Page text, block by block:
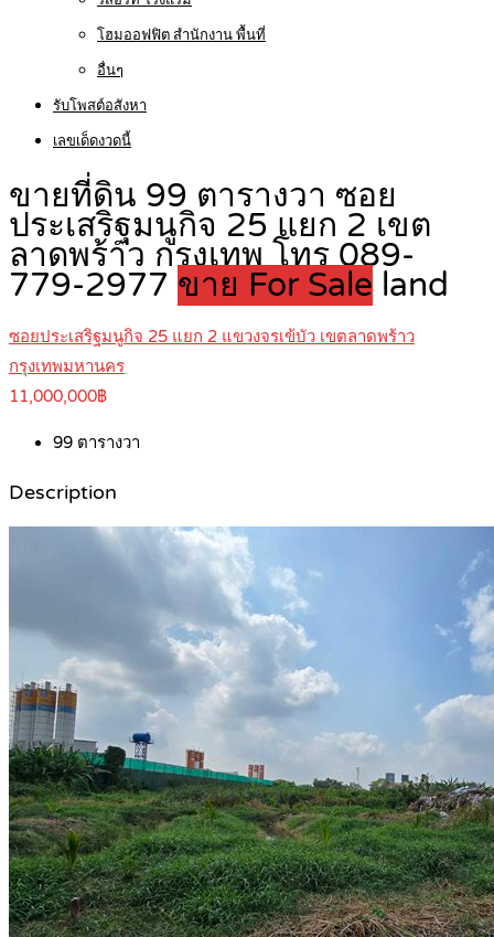
โฮมออฟฟิต สำนักงาน พื้นที่
อื่นๆ
รับโพสต์อสังหา
เลขเด็ดงวดนี้
ขายที่ดิน 99 ตารางวา ซอย
ประเสริฐมนูกิจ 25 แยก 2 เขต
ลาดพร้าว กรุงเทพ โทร 089-
779-2977 ขาย For Sale land
ซอยประเสริฐมนูกิจ 25 แยก 2 แขวงจรเข้บัว เขตลาดพร้าว
กรุงเทพมหานคร
11,000,000฿
99 ตารางวา
Description